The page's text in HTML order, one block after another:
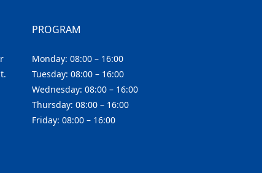
PROGRAM
Monday: 08:00 – 16:00
Tuesday: 08:00 – 16:00
Wednesday: 08:00 – 16:00
Thursday: 08:00 – 16:00
Friday: 08:00 – 16:00